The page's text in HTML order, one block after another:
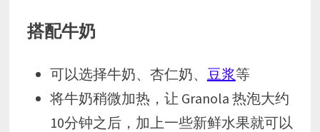
搭配牛奶
可以选择牛奶、杏仁奶、 豆浆等
将牛奶稍微加热，让 Granola 热泡大约
10分钟之后，加上一些新鲜水果就可以